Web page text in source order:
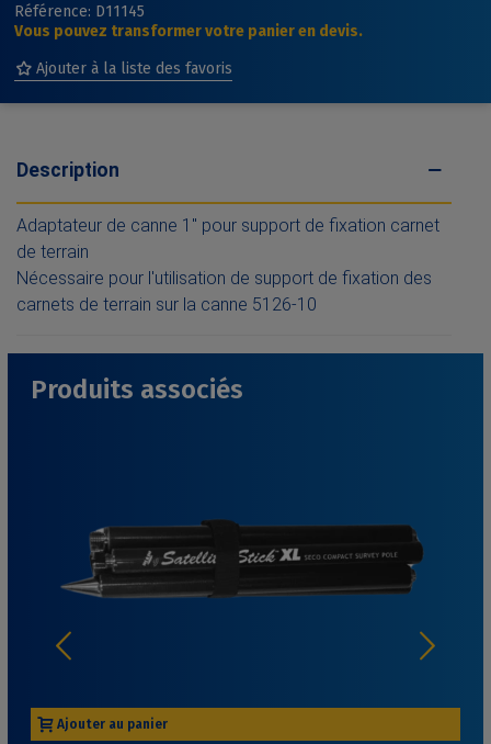
Référence: D11145
Vous pouvez transformer votre panier en devis.
Ajouter à la liste des favoris
Description
Adaptateur de canne 1" pour support de fixation carnet
de terrain
Nécessaire pour l'utilisation de support de fixation des
carnets de terrain sur la canne 5126-10
Produits associés
Ajouter au panier